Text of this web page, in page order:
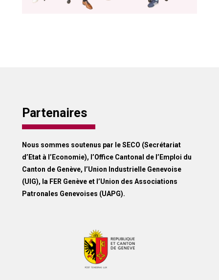
Partenaires
Nous sommes soutenus par le SECO (Secrétariat
d’Etat à l’Economie), l’Office Cantonal de l’Emploi du
Canton de Genève, l’Union Industrielle Genevoise
(UIG), la FER Genève et l’Union des Associations
Patronales Genevoises (UAPG).